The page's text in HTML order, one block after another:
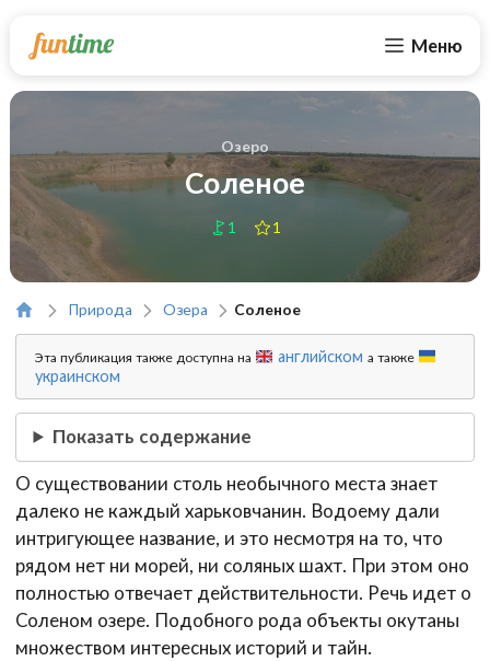
Меню
Озеро
Соленое
1 1
Природа Озера Соленое
Эта публикация также доступна на английском а также
украинском
Показать содержание
О существовании столь необычного места знает
далеко не каждый харьковчанин. Водоему дали
интригующее название, и это несмотря на то, что
рядом нет ни морей, ни соляных шахт. При этом оно
полностью отвечает действительности. Речь идет о
Соленом озере. Подобного рода объекты окутаны
множеством интересных историй и тайн.